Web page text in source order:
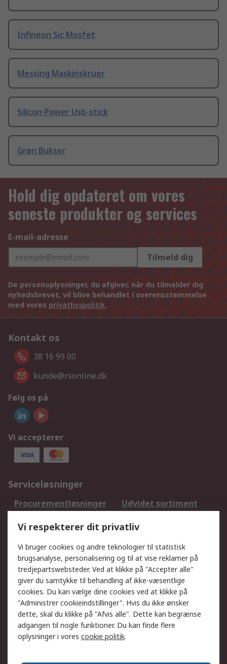
Infineon Sic Mosfet
Messing Maskinskruer
Silicon Power Usb-stick
Grøn Bukser
Hold dig opdateret om vores
seneste produkter og services
E-mail-adresse
Tilmeld dig
De personoplysninger, du afgiver, når du tilmelder dig
nyhedsbrevet, vil blive behandlet i overensstemmelse
med vores privatlivspolitik.
Kontakt os
38 16 99 00
kunde@rsonline.dk
Følg os på
Vi accepterer
Serviceløsninger
Procurementløsninger
Udvidet sortiment
DesignSpark
Teknisk Support
Dit lokale salgsteam
Eksportløsninger
Support
Få hjælp
Returnering
Levering
Spor min ordre
Fakturakopi
Betalingsmuligheder
Fordele med Mit RS
Okdo
Vi respekterer dit privatliv
Vi bruger cookies og andre teknologier til statistisk
brugsanalyse, personalisering og til at vise reklamer på
tredjepartswebsteder. Ved at klikke på "Accepter alle"
giver du samtykke til behandling af ikke-væsentlige
cookies. Du kan vælge dine cookies ved at klikke på
"Administrer cookieindstillinger". Hvis du ikke ønsker
dette, skal du klikke på "Afvis alle". Dette kan begrænse
adgangen til nogle funktioner. Du kan finde flere
oplysninger i vores cookie politik.